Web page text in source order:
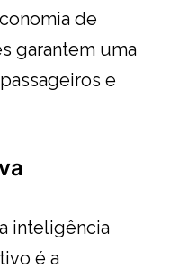
de
garantem uma
e
inteligência
é a